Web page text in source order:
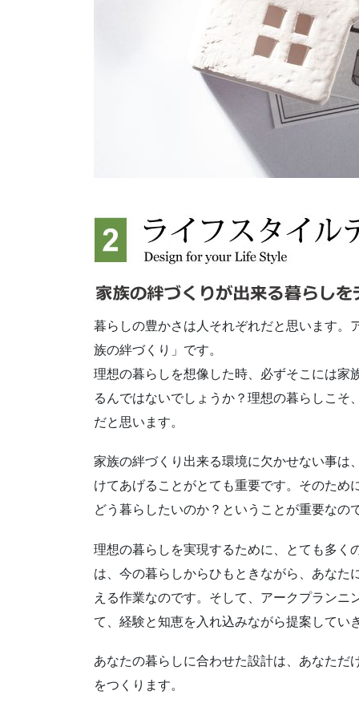
暮らしの豊かさは人それぞれだと思います。
族の絆づくり」です。
理想の暮らしを想像した時、必ずそこには家
るんではないでしょうか？理想の暮らしこそ
だと思います。
家族の絆づくり出来る環境に欠かせない事は
けてあげることがとても重要です。そのため
どう暮らしたいのか？ということが重要なの
理想の暮らしを実現するために、とても多く
は、今の暮らしからひもときながら、あなた
える作業なのです。そして、アークプランニ
て、経験と知恵を入れ込みながら提案してい
あなたの暮らしに合わせた設計は、あなただ
をつくります。